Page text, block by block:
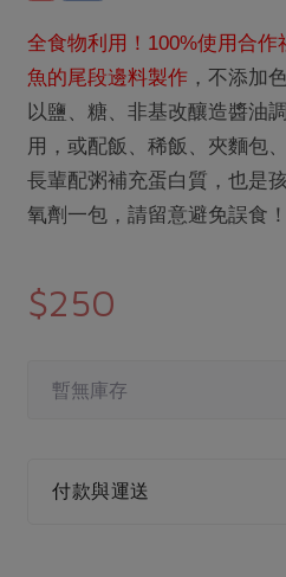
家庭清潔
日用品 圖
防災用品
最新產品
素食專區
樂齡友善
主題食譜
異國料理
年菜食譜
養身食補
節慶大餐
高麗菜海鮮煎餅
把最好的台灣味帶回家！
生活者e週報
綠主張月刊
典藏閱覽室
最新消息
媒體報導
下載專區
地區活動
活動報下載
全食物利用！ 100%使用合作
魚的尾段邊料製作 ，不添加
以鹽、糖、非基改釀造醬油
用，或配飯、稀飯、夾麵包
長輩配粥補充蛋白質，也是
氧劑一包，請留意避免誤食！
$250
暫無庫存
付款與運送